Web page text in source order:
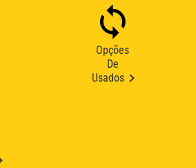
Opções
De
Usados